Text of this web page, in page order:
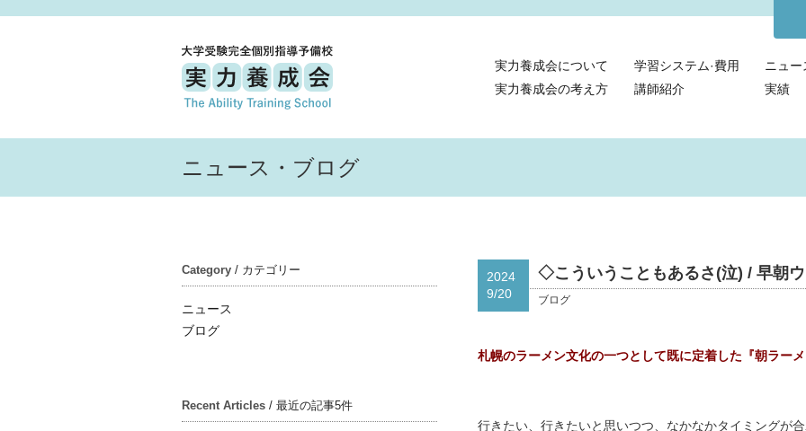
実力養成会について 学習システム·費用
ニュー
実力養成会の考え方
講師紹介 実績
ニュース・ブログ
Category / カテゴリー
ニュース
ブログ
Recent Articles / 最近の記事5件
2024
9/20
◇こういうこともあるさ(泣) / 早朝
ブログ
札幌のラーメン文化の一つとして既に定着した『朝ラー
行きたい、行きたいと思いつつ、なかなかタイミングが